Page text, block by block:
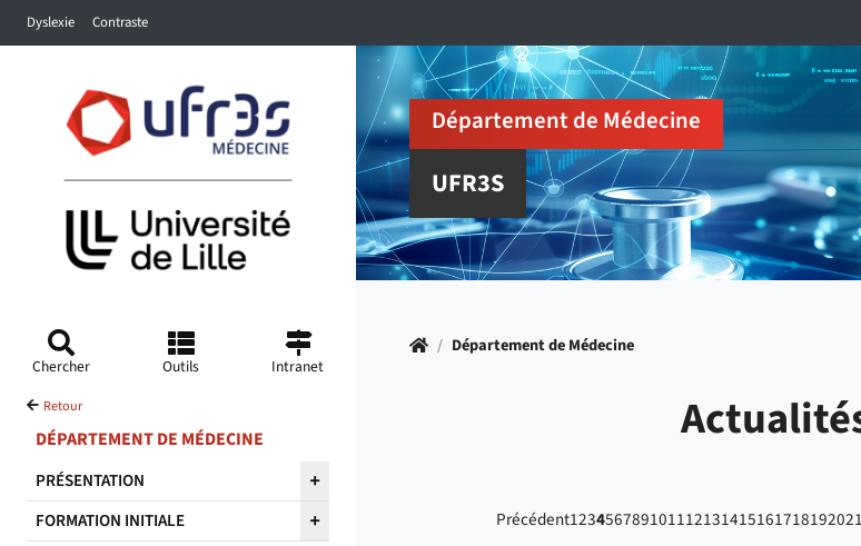
Accéder au menu principal
Accéder à la recherche
Accéder au pied de page
Dyslexie Contraste
Chercher Outils Intranet
Retour
DÉPARTEMENT DE MÉDECINE
PRÉSENTATION
FORMATION INITIALE
Département de Médecine
UFR3S
Accueil
/ Département de Médecine
Précédent123456789101112131415161718192021